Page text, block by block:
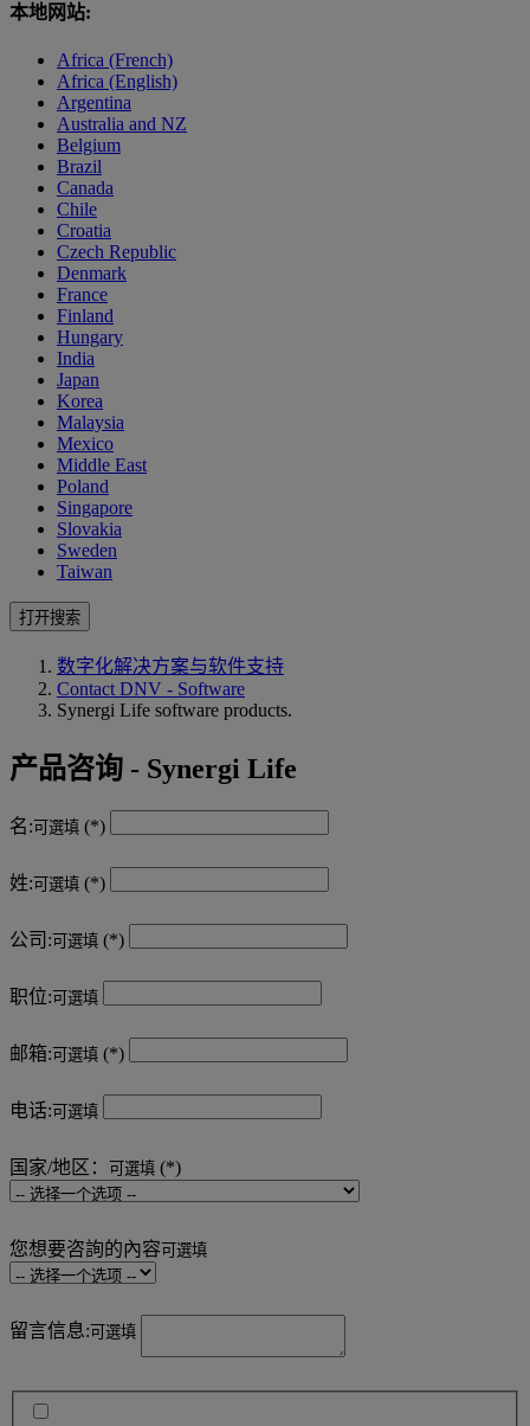
本地网站:
Africa (French)
Africa (English)
Argentina
Australia and NZ
Belgium
Brazil
Canada
Chile
Croatia
Czech Republic
Denmark
France
Finland
Hungary
India
Japan
Korea
Malaysia
Mexico
Middle East
Poland
Singapore
Slovakia
Sweden
Taiwan
打开搜索
数字化解决方案与软件支持
Contact DNV - Software
Synergi Life software products.
产品咨询 - Synergi Life
名: 可選填
姓: 可選填
公司: 可選填
职位: 可選填
邮箱: 可選填
电话: 可選填
国家/地区： 可選填
您想要咨詢的內容 可選填
留言信息: 可選填